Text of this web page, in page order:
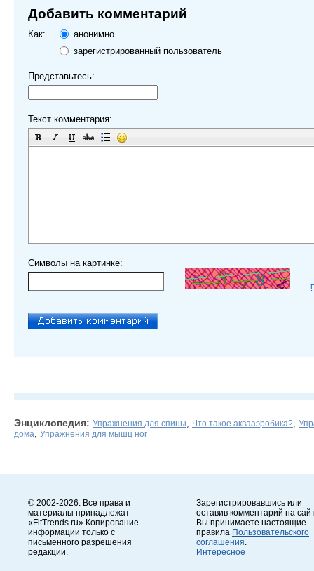
Добавить комментарий
Как:
анонимно
зарегистрированный пользователь
Представьтесь:
Текст комментария:
Символы на картинке:
Энциклопедия: Упражнения для спины Что такое аквааэробика?
дома
Упражнения для мышц ног
© 2002-2026. Все права и
материалы принадлежат
«FitTrends.ru» Копирование
информации только с
письменного разрешения
редакции.
Зарегистрировавшись или
оставив комментарий на
Вы принимаете настоящие
правила Пользовательского
соглашения
Интересное